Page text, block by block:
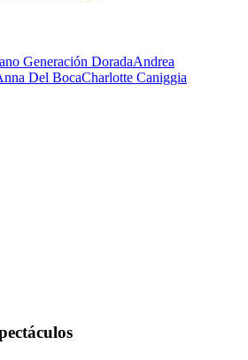
Generación DoradaAndrea
Del BocaCharlotte Caniggia